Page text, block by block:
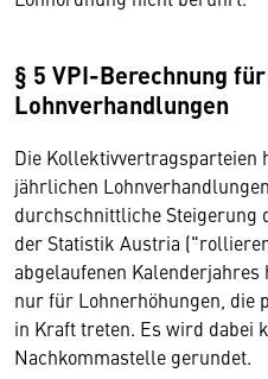
§ 5 VPI-Berechnung
Lohnverhandlungen
Die Kollektivvertragsparteien
jährlichen
durchschnittliche Steigerung
der Statistik Austria
abgelaufenen
nur für Lohnerhöhungen, die
in Kraft treten. Es wird dabei
Nachkommastelle gerundet.